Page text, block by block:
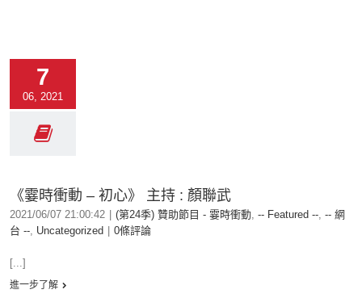
7
06, 2021
《霎時衝動 – 初心》 主持 : 顏聯武
2021/06/07 21:00:42 (第24季) 贊助節目 - 霎時衝動, -- Featured --, -- 網
台 --, Uncategorized 0條評論
[...]
進一步了解